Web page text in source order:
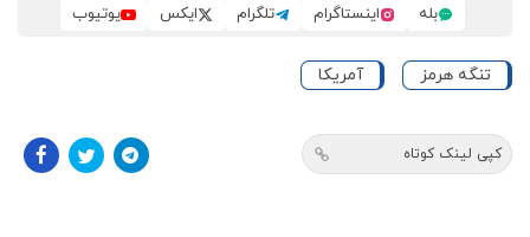
بله
اینستاگرام تلگرام ایکس یوتیوب
تنگه هرمز آمریکا
کپی لینک کوتاه